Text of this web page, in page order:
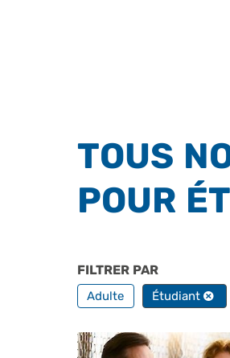
TOUS
POUR
FILTRER PAR
Adulte Étudiant